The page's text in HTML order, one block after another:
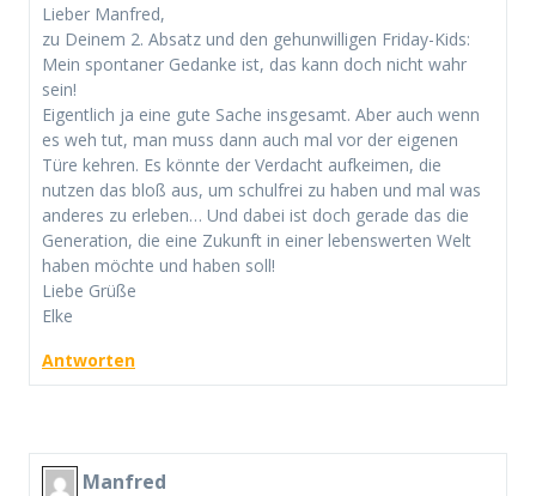
Lieber Manfred,
zu Deinem 2. Absatz und den gehunwilligen Friday-Kids:
Mein spontaner Gedanke ist, das kann doch nicht wahr
sein!
Eigentlich ja eine gute Sache insgesamt. Aber auch wenn
es weh tut, man muss dann auch mal vor der eigenen
Türe kehren. Es könnte der Verdacht aufkeimen, die
nutzen das bloß aus, um schulfrei zu haben und mal was
anderes zu erleben… Und dabei ist doch gerade das die
Generation, die eine Zukunft in einer lebenswerten Welt
haben möchte und haben soll!
Liebe Grüße
Elke
Antworten
Manfred